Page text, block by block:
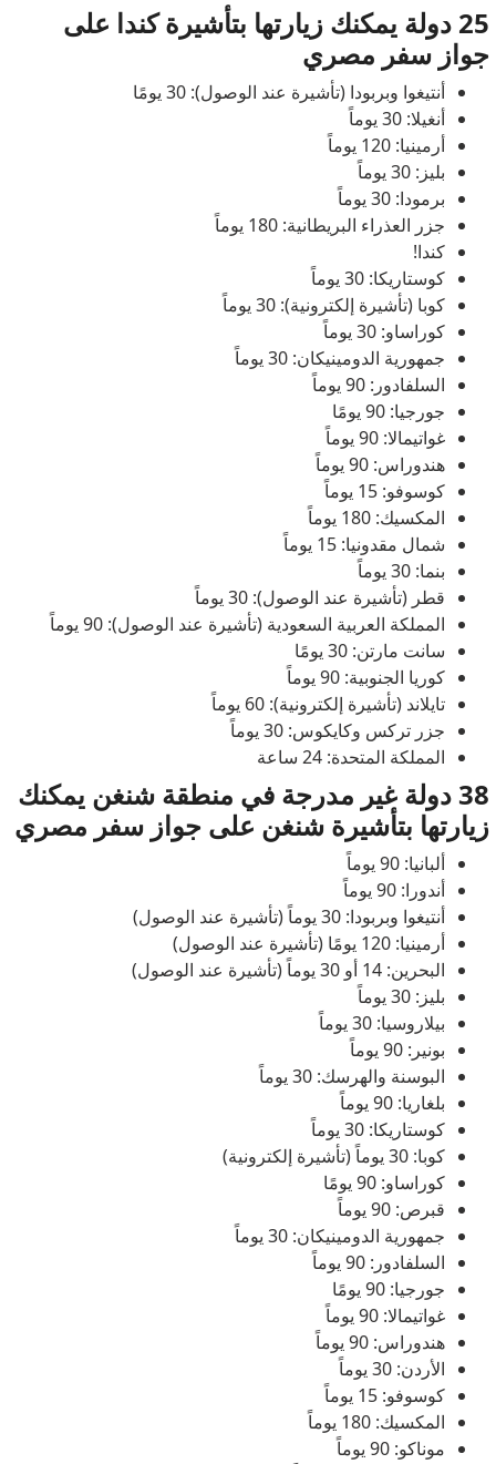
25 دولة يمكنك زيارتها بتأشيرة كندا على
جواز سفر مصري
أنتيغوا وبربودا (تأشيرة عند الوصول): 30 يومًا
أنغيلا: 30 يوماً
أرمينيا: 120 يوماً
بليز: 30 يوماً
برمودا: 30 يوماً
جزر العذراء البريطانية: 180 يوماً
كندا!
كوستاريكا: 30 يوماً
كوبا (تأشيرة إلكترونية): 30 يوماً
كوراساو: 30 يوماً
جمهورية الدومينيكان: 30 يوماً
السلفادور: 90 يوماً
جورجيا: 90 يومًا
غواتيمالا: 90 يوماً
هندوراس: 90 يوماً
كوسوفو: 15 يوماً
المكسيك: 180 يوماً
شمال مقدونيا: 15 يوماً
بنما: 30 يوماً
قطر (تأشيرة عند الوصول): 30 يوماً
المملكة العربية السعودية (تأشيرة عند الوصول): 90 يوماً
سانت مارتن: 30 يومًا
كوريا الجنوبية: 90 يوماً
تايلاند (تأشيرة إلكترونية): 60 يوماً
جزر تركس وكايكوس: 30 يوماً
المملكة المتحدة: 24 ساعة
38 دولة غير مدرجة في منطقة شنغن يمكنك
زيارتها بتأشيرة شنغن على جواز سفر مصري
ألبانيا: 90 يوماً
أندورا: 90 يوماً
أنتيغوا وبربودا: 30 يوماً (تأشيرة عند الوصول)
أرمينيا: 120 يومًا (تأشيرة عند الوصول)
البحرين: 14 أو 30 يوماً (تأشيرة عند الوصول)
بليز: 30 يوماً
بيلاروسيا: 30 يوماً
بونير: 90 يوماً
البوسنة والهرسك: 30 يوماً
بلغاريا: 90 يوماً
كوستاريكا: 30 يوماً
كوبا: 30 يوماً (تأشيرة إلكترونية)
كوراساو: 90 يومًا
قبرص: 90 يوماً
جمهورية الدومينيكان: 30 يوماً
السلفادور: 90 يوماً
جورجيا: 90 يومًا
غواتيمالا: 90 يوماً
هندوراس: 90 يوماً
الأردن: 30 يوماً
كوسوفو: 15 يوماً
المكسيك: 180 يوماً
موناكو: 90 يوماً